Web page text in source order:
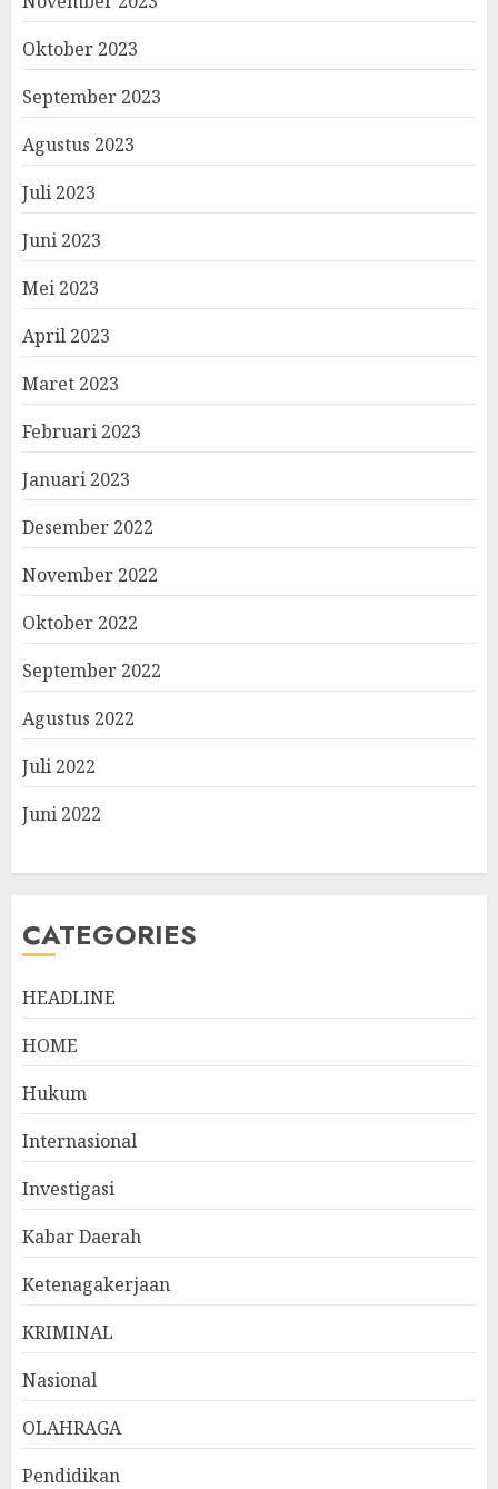
Oktober 2023
September 2023
Agustus 2023
Juli 2023
Juni 2023
Mei 2023
April 2023
Maret 2023
Februari 2023
Januari 2023
Desember 2022
November 2022
Oktober 2022
September 2022
Agustus 2022
Juli 2022
Juni 2022
CATEGORIES
HEADLINE
HOME
Hukum
Internasional
Investigasi
Kabar Daerah
Ketenagakerjaan
KRIMINAL
Nasional
OLAHRAGA
Pendidikan